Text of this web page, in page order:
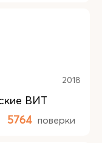
2018
ВИТ
5764 поверки